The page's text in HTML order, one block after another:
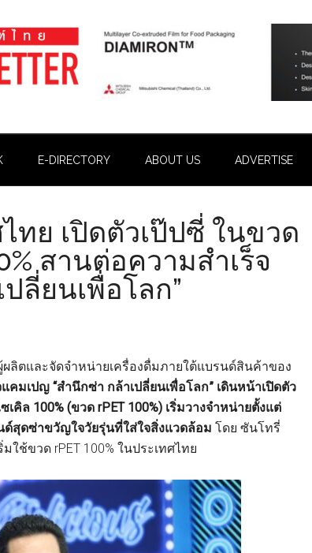
E-DIRECTORY ABOUT US ADVERTISE
ทย เปิดตัวเป๊ปซี่ ในขวด
สานต่อความสำเร็จ
ลี่ยนเพื่อโลก”
ผลิตและจัดจำหน่ายเครื่องดื่มภายใต้แบรนด์สินค้าของ
คมเปญ “สำนึกซ่า กล้าเปลี่ยนเพื่อโลก” เดินหน้าเปิดตัว
คิล 100% (ขวด rPET 100%) เริ่มวางจำหน่ายตั้งแต่
ด์สุดซ่าขวัญใจวัยรุ่นที่ใส่ใจสิ่งแวดล้อม โดย ซันโทรี่
ใช้ขวด rPET 100% ในประเทศไทย